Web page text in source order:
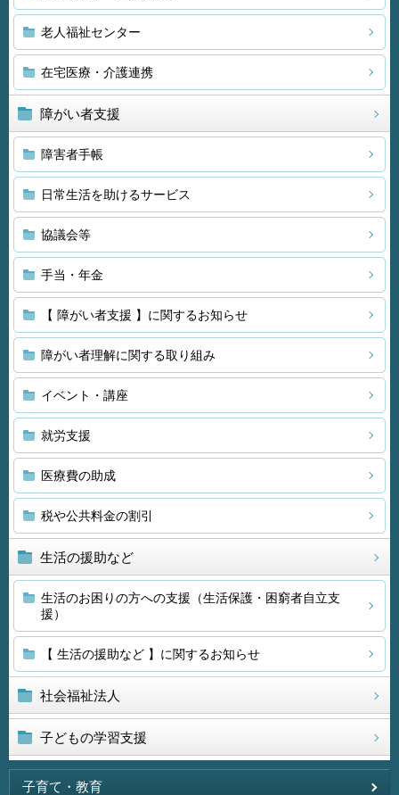
老人福祉センター
在宅医療・介護連携
障がい者支援
障害者手帳
日常生活を助けるサービス
協議会等
手当・年金
【 障がい者支援 】に関するお知らせ
障がい者理解に関する取り組み
イベント・講座
就労支援
医療費の助成
税や公共料金の割引
生活の援助など
生活のお困りの方への支援（生活保護・困窮者自立支
援）
【 生活の援助など 】に関するお知らせ
社会福祉法人
子どもの学習支援
子育て・教育